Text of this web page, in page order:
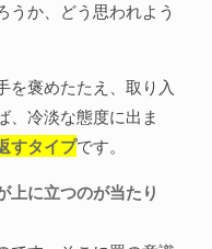
うか、どう思われよう
を褒めたたえ、取り入
、冷淡な態度に出ま
すタイプです。
上に立つのが当たり